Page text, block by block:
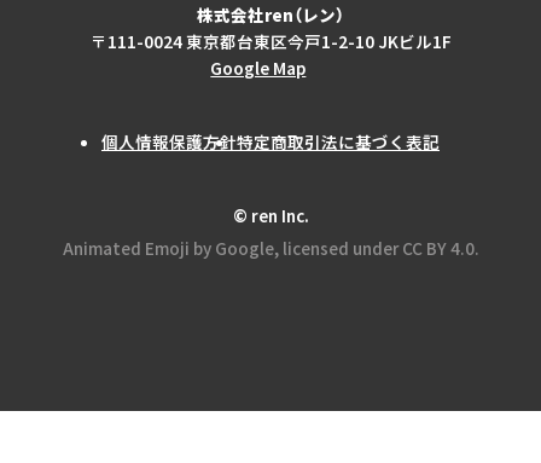
株式会社ren（レン）
〒111-0024 東京都台東区今戸1-2-10 JKビル1F
Google Map
個人情報保護方針特定商取引法に基づく表記
© ren Inc.
Animated Emoji by Google, licensed under CC BY 4.0.